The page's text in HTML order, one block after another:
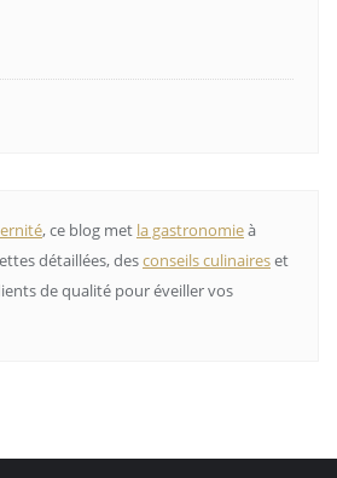
, ce blog met la gastronomieà
détaillées, desconseils culinaireset
de qualité pour éveiller vos